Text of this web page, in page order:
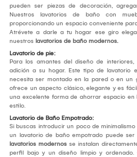
pueden ser piezas de decoración,
Nuestros lavatorios de baño con
proporcionando un espacio conveniente
Atrévete a darle a tu hogar ese giro
nuestros lavatorios de baño modernos.
Lavatorio de pie:
Para los amantes del diseño de
adición a su hogar. Este tipo de lavatorio
necesita ser montado en la pared o en un
ofrece un aspecto clásico, elegante y es
una excelente forma de ahorrar espacio
estilo.
Lavatorio de Baño Empotrado:
Si buscas introducir un poco de
un lavatorio de baño empotrado puede
lavatorios modernos se instalan
perfil bajo y un diseño limpio y